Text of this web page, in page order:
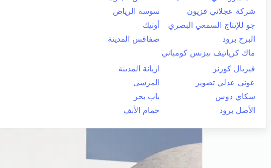
شركة عجلاني فزيون
سوسة الرياض
جو للإنتاج السمعي البصري
أوتيك
البرج برود
صفاقس المدينة
ماك كرياتيف بيزنس كومباني
فيزيال كورنر
اريانة المدينة
عوني عدلي تصوير
المرسى
سكاي دوس
باب بحر
الأصل برود
حمام الأنف